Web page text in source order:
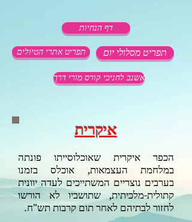
דף הנחיות
תפריט אתרי הטיולים
אשנב לחניכי קורס מורי דרך
תפריט מסלולי יום
איקרית
הכפר איקרית שאוכלוסייתו פונתה
במלחמת העצמאות, אוכלס בזמנו
בערבים נוצריים המשתייכים לעדה יוונית
קתולית-מלכיתית, שתושביו לא הורשו
לחזור לבתיהם לאחר תום קרבות תש"ח.